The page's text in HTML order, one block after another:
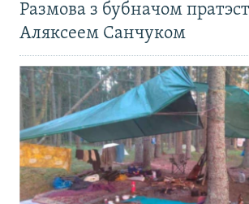
Размова з бубначом
Аляксеем Санчуком